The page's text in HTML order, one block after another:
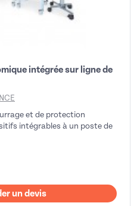
intégrée sur ligne de
et de protection
intégrables à un poste de
un devis